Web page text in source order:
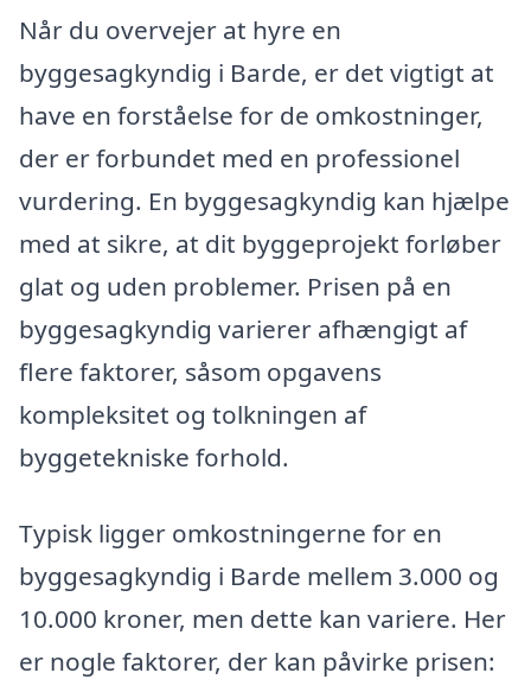
Når du overvejer at hyre en
byggesagkyndig i Barde, er det vigtigt at
have en forståelse for de omkostninger,
der er forbundet med en professionel
vurdering. En byggesagkyndig kan hjælpe
med at sikre, at dit byggeprojekt forløber
glat og uden problemer. Prisen på en
byggesagkyndig varierer afhængigt af
flere faktorer, såsom opgavens
kompleksitet og tolkningen af
byggetekniske forhold.
Typisk ligger omkostningerne for en
byggesagkyndig i Barde mellem 3.000 og
10.000 kroner, men dette kan variere. Her
er nogle faktorer, der kan påvirke prisen: